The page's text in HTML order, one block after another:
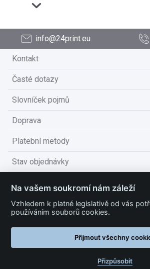
info@24print.eu
Kontakt
Časté dotazy
Slovníček pojmů
Doprava
Platební metody
Stav objednávky
Technické podmínky
Na vašem soukromí nám záleží
Vzhledem k platné legislativě od vás
používáním souborů cookies.
Přijmout všechny
Přizpůsobit